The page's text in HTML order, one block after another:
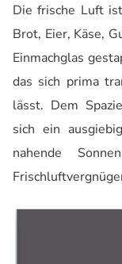
Die frische Luft
Brot, Eier, Käse,
Einmachglas
das sich prima
lässt. Dem
sich ein
nahende